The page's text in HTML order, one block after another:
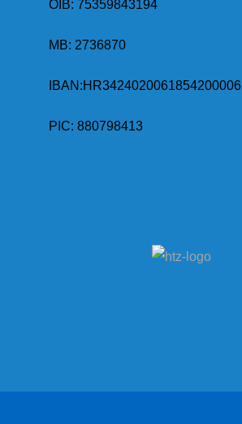
OIB: 75359843194
MB: 2736870
IBAN:HR3424020061854200006
PIC: 880798413